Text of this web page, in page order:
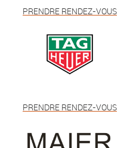
PRENDRE RENDEZ-VOUS
PRENDRE RENDEZ-VOUS